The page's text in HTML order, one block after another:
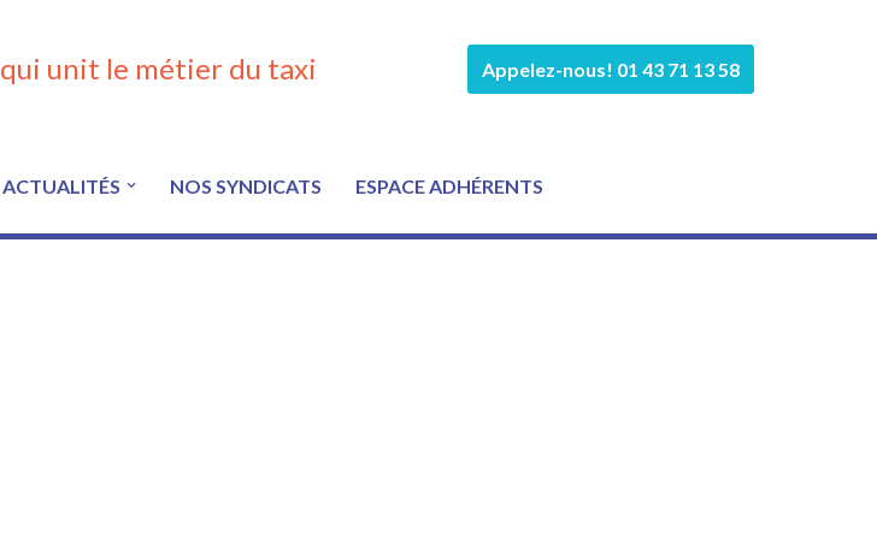
qui unit le métier du taxi Appelez-nous! 01 43 71 13 58
ACTUALITÉS NOS SYNDICATS ESPACE ADHÉRENTS